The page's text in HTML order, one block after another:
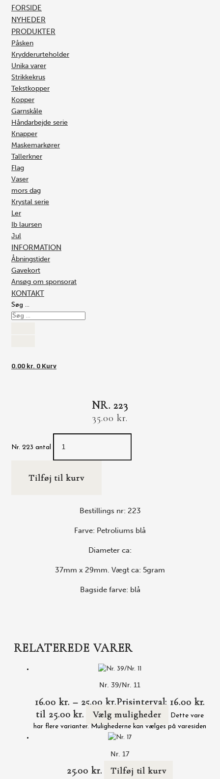
FORSIDE
NYHEDER
PRODUKTER
Påsken
Krydderurteholder
Unika varer
Strikkekrus
Tekstkopper
Kopper
Garnskåle
Håndarbejde serie
Knapper
Maskemarkører
Tallerkner
Flag
Vaser
mors dag
Krystal serie
Ler
Ib laursen
Jul
INFORMATION
Åbningstider
Gavekort
Ansøg om sponsorat
KONTAKT
Søg …
0.00 kr. 0 Kurv
NR. 223
35.00 kr.
Nr. 223 antal
Tilføj til kurv
Bestillings nr: 223
Farve: Petroliums blå
Diameter ca:
37mm x 29mm. Vægt ca: 5gram
Bagside farve: blå
RELATEREDE VARER
Nr. 39/Nr. 11
16.00kr. – 25.00 kr.Prisinterval: 16.00 kr.
til 25.00 kr.
Vælg muligheder
Dette vare
har flere varianter. Mulighederne kan vælges på varesiden
Nr. 17
25.00kr. Tilføj til kurv